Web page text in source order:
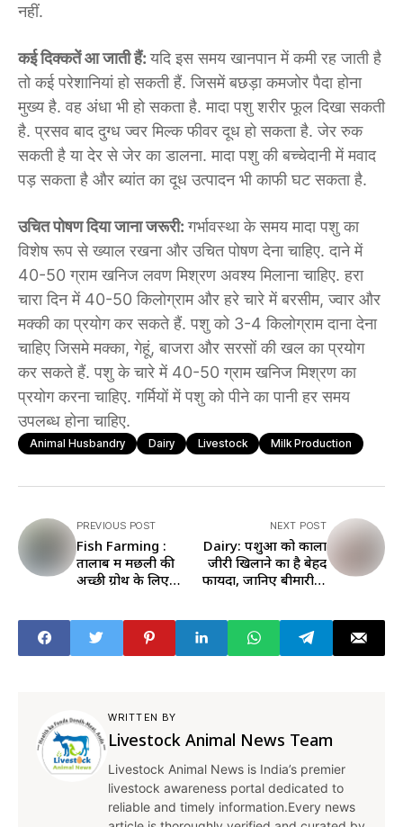
नहीं.
कई दिक्कतें आ जाती हैं:यदि इस समय खानपान में कमी रह जाती है
तो कई परेशानियां हो सकती हैं. जिसमें बछड़ा कमजोर पैदा होना
मुख्य है. वह अंधा भी हो सकता है. मादा पशु शरीर फूल दिखा सकती
है. प्रसव बाद दुग्ध ज्वर मिल्क फीवर दूध हो सकता है. जेर रुक
सकती है या देर से जेर का डालना. मादा पशु की बच्चेदानी में मवाद
पड़ सकता है और ब्यांत का दूध उत्पादन भी काफी घट सकता है.
उचित पोषण दिया जाना जरूरी:गर्भावस्था के समय मादा पशु का
विशेष रूप से ख्याल रखना और उचित पोषण देना चाहिए. दाने में
40-50 ग्राम खनिज लवण मिश्रण अवश्य मिलाना चाहिए. हरा
चारा दिन में 40-50 किलोग्राम और हरे चारे में बरसीम, ज्वार और
मक्की का प्रयोग कर सकते हैं. पशु को 3-4 किलोग्राम दाना देना
चाहिए जिसमे मक्का, गेहूं, बाजरा और सरसों की खल का प्रयोग
कर सकते हैं. पशु के चारे में 40-50 ग्राम खनिज मिश्रण का
प्रयोग करना चाहिए. गर्मियों में पशु को पीने का पानी हर समय
उपलब्ध होना चाहिए.
Animal Husbandry Dairy Livestock Milk Production
PREVIOUS POST
Fish Farming :
तालाब में मछली की
अच्छी ग्रोथ के लिए
NEXT POST
Dairy: पशुओं को काला
जीरी खिलाने का है बेहद
फायदा, जानिए बीमारी से
WRITTEN BY
Livestock Animal News Team
Livestock Animal News is India’s premier
livestock awareness portal dedicated to
reliable and timely information.Every news